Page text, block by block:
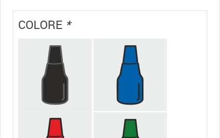
COLORE *